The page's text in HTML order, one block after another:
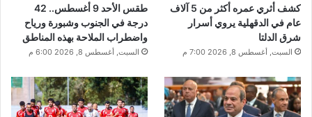
كشف أثري عمره أكثر من 5 آلاف
عام في الدقهلية يروي أسرار
شرق الدلتا
السبت, أغسطس 8, 2026 7:00 م
طقس الأحد 9 أغسطس.. 42
درجة في الجنوب وشبورة ورياح
واضطراب الملاحة بهذه المناطق
السبت, أغسطس 8, 2026 6:00 م